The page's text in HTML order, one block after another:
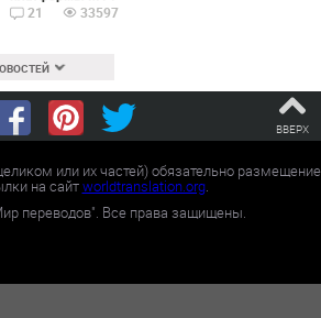
21
33597
ВВЕРХ
или их частей) обязательно размещение
на сайтworldtranslation.org.
переводов". Все права защищены.